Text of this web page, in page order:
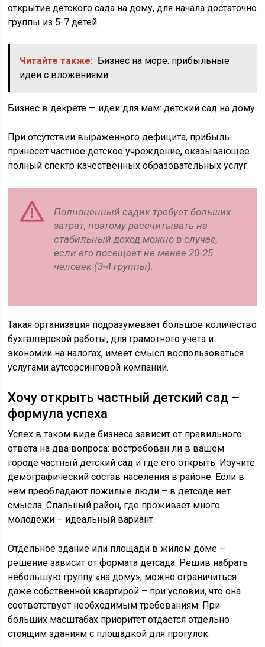
открытие детского сада на дому, для начала достаточно
группы из 5-7 детей.
Читайте также: Бизнес на море: прибыльные
идеи с вложениями
Бизнес в декрете — идеи для мам: детский сад на дому.
При отсутствии выраженного дефицита, прибыль
принесет частное детское учреждение, оказывающее
полный спектр качественных образовательных услуг.
Полноценный садик требует больших
затрат, поэтому рассчитывать на
стабильный доход можно в случае,
если его посещает не менее 20-25
человек (3-4 группы).
Такая организация подразумевает большое количество
бухгалтерской работы, для грамотного учета и
экономии на налогах, имеет смысл воспользоваться
услугами аутсорсинговой компании.
Хочу открыть частный детский сад –
формула успеха
Успех в таком виде бизнеса зависит от правильного
ответа на два вопроса: востребован ли в вашем
городе частный детский сад и где его открыть. Изучите
демографический состав населения в районе. Если в
нем преобладают пожилые люди – в детсаде нет
смысла. Спальный район, где проживает много
молодежи – идеальный вариант.
Отдельное здание или площади в жилом доме –
решение зависит от формата детсада. Решив набрать
небольшую группу «на дому», можно ограничиться
даже собственной квартирой – при условии, что она
соответствует необходимым требованиям. При
больших масштабах приоритет отдается отдельно
стоящим зданиям с площадкой для прогулок.